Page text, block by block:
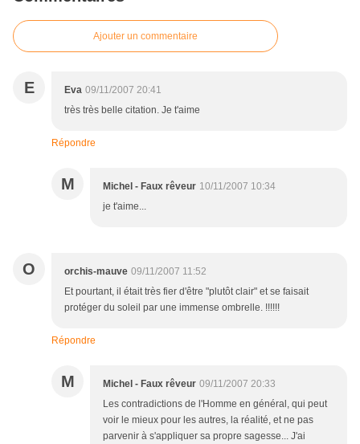
Ajouter un commentaire
E Eva 09/11/2007 20:41
très très belle citation. Je t'aime
Répondre
M Michel - Faux rêveur 10/11/2007 10:34
je t'aime...
O orchis-mauve 09/11/2007 11:52
Et pourtant, il était très fier d'être "plutôt clair" et se faisait
protéger du soleil par une immense ombrelle. !!!!!!
Répondre
M Michel - Faux rêveur 09/11/2007 20:33
Les contradictions de l'Homme en général, qui peut
voir le mieux pour les autres, la réalité, et ne pas
parvenir à s'appliquer sa propre sagesse... J'ai